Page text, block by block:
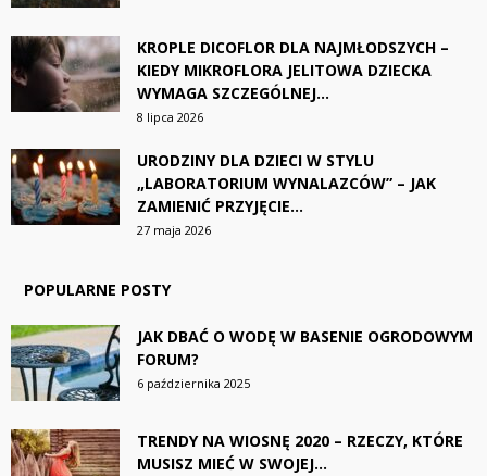
KROPLE DICOFLOR DLA NAJMŁODSZYCH –
KIEDY MIKROFLORA JELITOWA DZIECKA
WYMAGA SZCZEGÓLNEJ...
8 lipca 2026
URODZINY DLA DZIECI W STYLU
„LABORATORIUM WYNALAZCÓW” – JAK
ZAMIENIĆ PRZYJĘCIE...
27 maja 2026
POPULARNE POSTY
JAK DBAĆ O WODĘ W BASENIE OGRODOWYM
FORUM?
6 października 2025
TRENDY NA WIOSNĘ 2020 – RZECZY, KTÓRE
MUSISZ MIEĆ W SWOJEJ...